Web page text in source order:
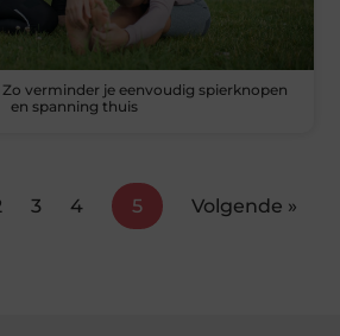
verminder je eenvoudig spierknopen
en spanning thuis
3 4 5 Volgende »